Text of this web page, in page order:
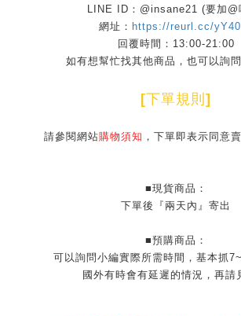
LINE ID：@insane21 (要加@
網址： https://reurl.cc/
回覆時間：13:00-21:00
如有想幫忙找其他商品，也可以詢
[下單規則 ]
請參閱網站購物須知 ，下單即表示同意
■現貨商品：
下單後『兩天內』寄出
■預購商品：
可以詢問小編實際所需時間，基本抓
國外有時會有延遲的情況，再請